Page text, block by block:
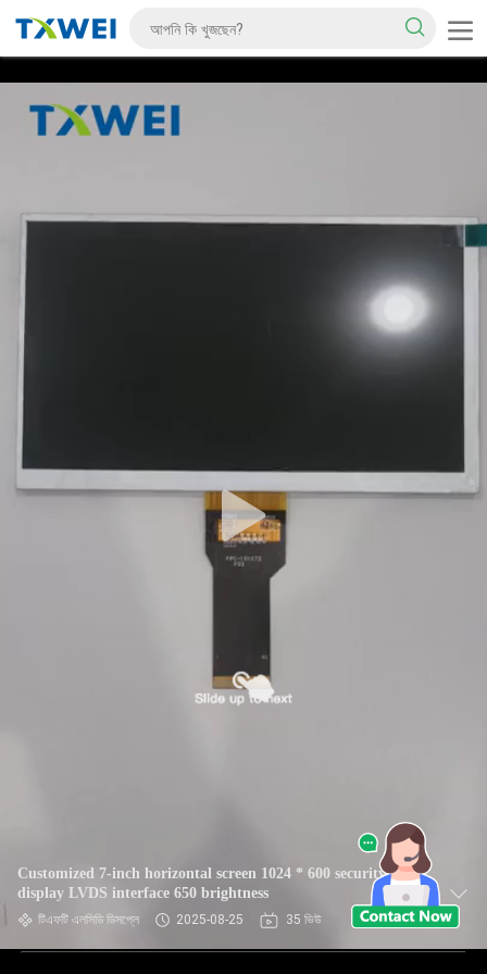
Customized 7-inch horizontal screen 1024 * 600 security
display LVDS interface 650 brightness
টিএফটি এলসিডি ডিসপ্লে 2025-08-25 35 ভিউ